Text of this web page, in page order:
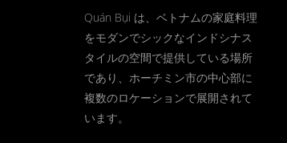
Quán Bụi は、ベトナムの家庭料理
をモダンでシックなインドシナス
タイルの空間で提供している場所
であり、ホーチミン市の中心部に
複数のロケーションで展開されて
います。